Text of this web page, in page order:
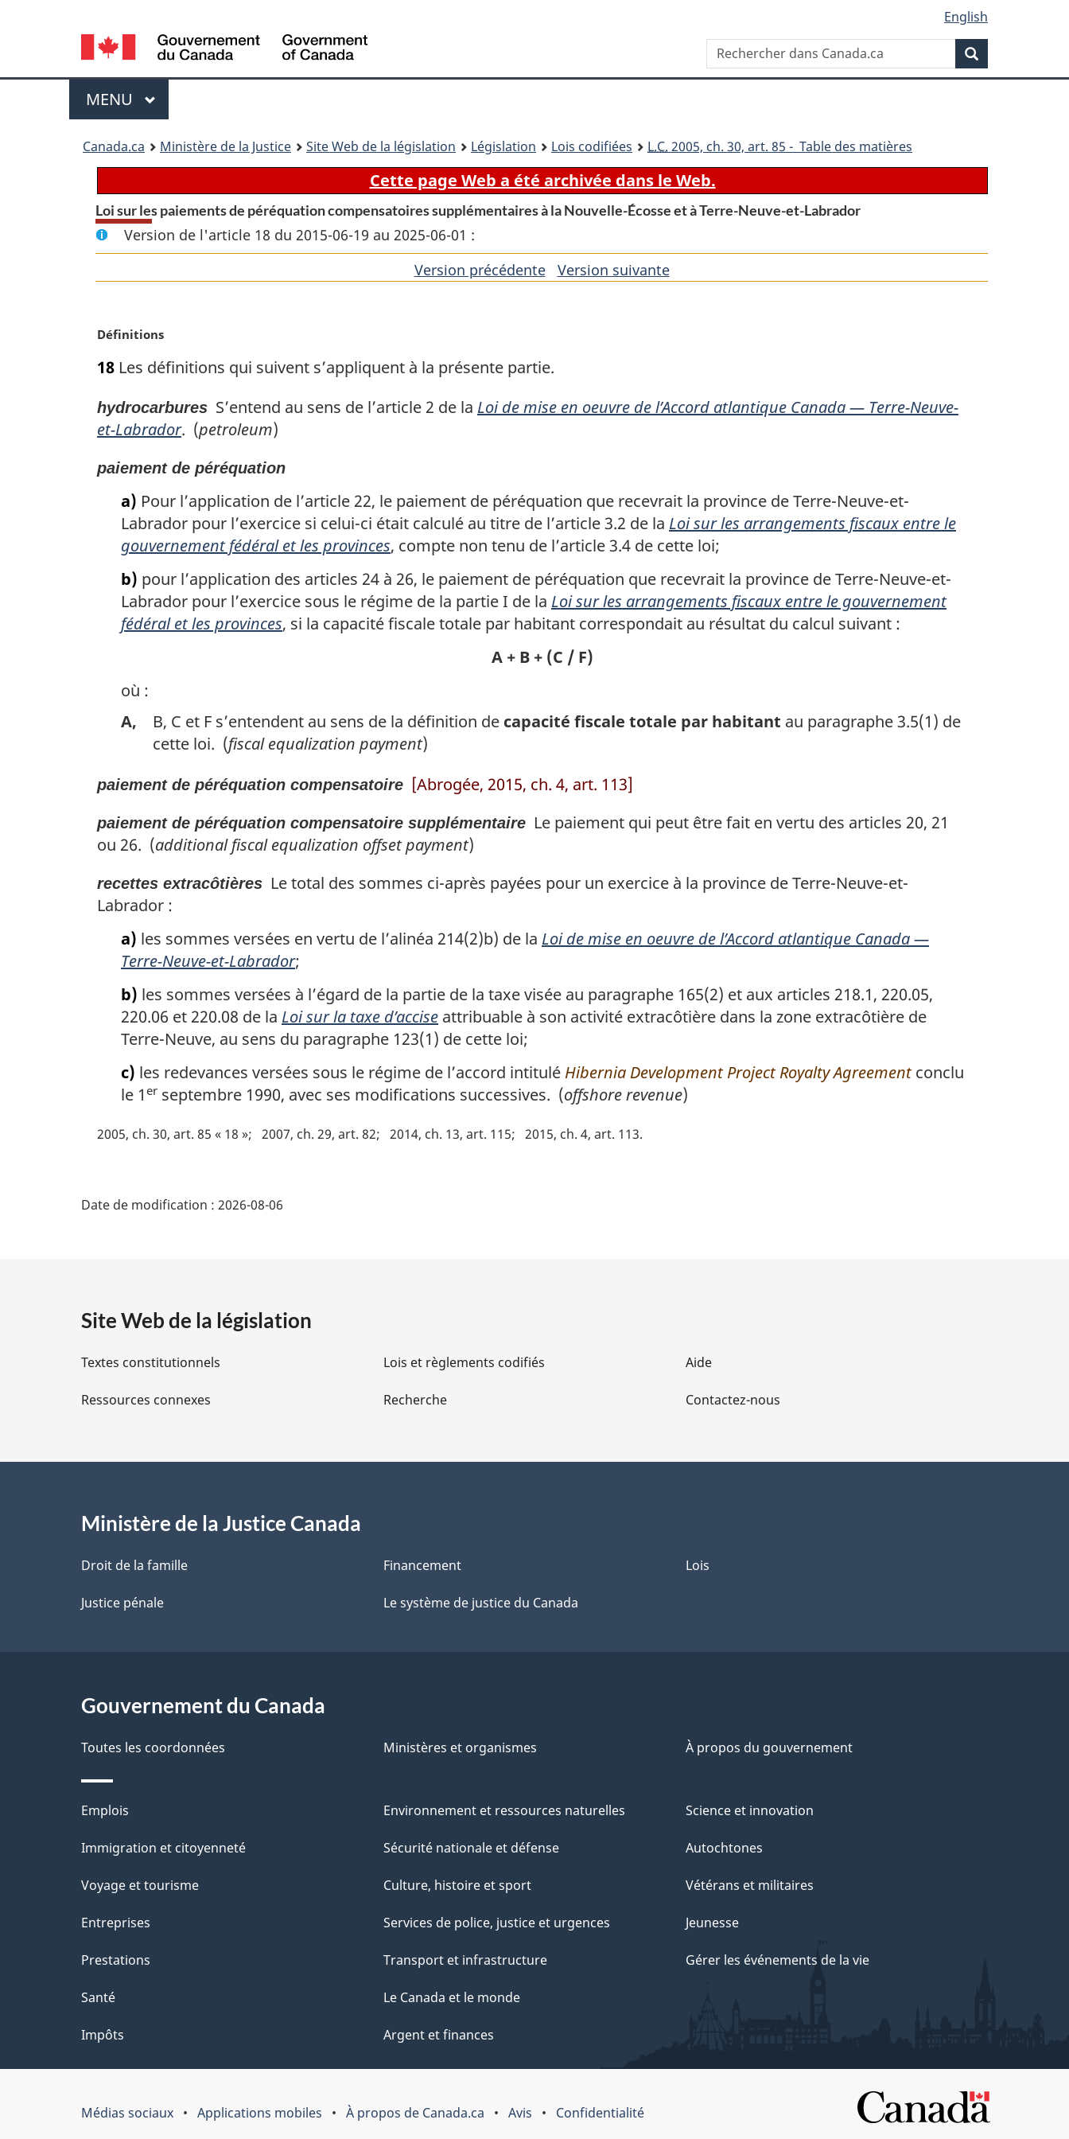
principal
À
site
version
Language
selection
English
Rechercher
dans
Canada.ca
Menu
MENU PRINCIPAL
Canada.ca Ministère de la Justice Site Web de la législation Législation Lois codifiées L.C. 2005, ch. 30, art. 85 - Table des matières
Cette page Web a été archivée dans le Web.
Loi sur les paiements de péréquation compensatoires supplémentaires à la Nouvelle-Écosse et à Terre-Neuve-et-Labrador
Version de l'article 18 du 2015-06-19 au 2025-06-01 :
Version précédentedeVersion suivantede
N
t
m
a
g
i
Définitions
18 Les définitions qui suivent s’appliquent à la présente partie.
hydrocarbures S’entend au sens de l’article 2 de la Loi de mise en oeuvre de l’Accord atlantique Canada — Terre-Neuve-
et-Labrador. (petroleum)
paiement de péréquation
a) Pour l’application de l’article 22, le paiement de péréquation que recevrait la province de Terre-Neuve-et-
Labrador pour l’exercice si celui-ci était calculé au titre de l’article 3.2 de la Loi sur les arrangements fiscaux entre le
gouvernement fédéral et les provinces, compte non tenu de l’article 3.4 de cette loi;
b) pour l’application des articles 24 à 26, le paiement de péréquation que recevrait la province de Terre-Neuve-et-
Labrador pour l’exercice sous le régime de la partie I de la Loi sur les arrangements fiscaux entre le gouvernement
fédéral et les provinces, si la capacité fiscale totale par habitant correspondait au résultat du calcul suivant :
A + B + (C / F)
où :
A,
B, C et F s’entendent au sens de la définition de capacité fiscale totale par habitant au paragraphe 3.5(1) de
cette loi. (fiscal equalization payment)
paiement de péréquation compensatoire [Abrogée, 2015, ch. 4, art. 113]
paiement de péréquation compensatoire supplémentaire Le paiement qui peut être fait en vertu des articles 20, 21
ou 26. (additional fiscal equalization offset payment)
recettes extracôtières Le total des sommes ci-après payées pour un exercice à la province de Terre-Neuve-et-
Labrador :
a) les sommes versées en vertu de l’alinéa 214(2)b) de la Loi de mise en oeuvre de l’Accord atlantique Canada —
Terre-Neuve-et-Labrador;
b) les sommes versées à l’égard de la partie de la taxe visée au paragraphe 165(2) et aux articles 218.1, 220.05,
220.06 et 220.08 de la Loi sur la taxe d’accise attribuable à son activité extracôtière dans la zone extracôtière de
Terre-Neuve, au sens du paragraphe 123(1) de cette loi;
c) les redevances versées sous le régime de l’accord intitulé Hibernia Development Project Royalty Agreementconclu
le 1 er septembre 1990, avec ses modifications successives. (offshore revenue)
2005, ch. 30, art. 85 « 18 » 2007, ch. 29, art. 82 2014, ch. 13, art. 115 2015, ch. 4, art. 113
i
l
s
l
a
p
e
Date de modification : 2026-08-06
Site Web de la législation
Textes constitutionnels
Ressources connexes
Lois et règlements codifiés
Recherche
Aide
Contactez-nous
Ministère de la Justice Canada
Droit de la famille
Justice pénale
Financement
Le système de justice du Canada
Lois
Gouvernement du Canada
Toutes les coordonnées Ministères et organismes À propos du gouvernement
Thèmes
et
Emplois
Immigration et citoyenneté
Voyage et tourisme
Entreprises
Prestations
Santé
Impôts
Environnement et ressources naturelles
Sécurité nationale et défense
Culture, histoire et sport
Services de police, justice et urgences
Transport et infrastructure
Le Canada et le monde
Argent et finances
Science et innovation
Autochtones
Vétérans et militaires
Jeunesse
Gérer les événements de la vie
Médias sociaux Applications mobiles À propos de Canada.ca Avis Confidentialité